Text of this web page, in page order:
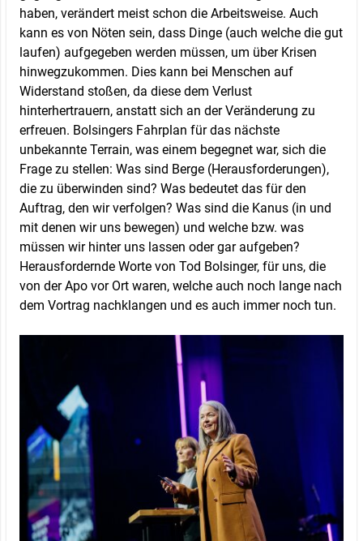
haben, verändert meist schon die Arbeitsweise. Auch
kann es von Nöten sein, dass Dinge (auch welche die gut
laufen) aufgegeben werden müssen, um über Krisen
hinwegzukommen. Dies kann bei Menschen auf
Widerstand stoßen, da diese dem Verlust
hinterhertrauern, anstatt sich an der Veränderung zu
erfreuen. Bolsingers Fahrplan für das nächste
unbekannte Terrain, was einem begegnet war, sich die
Frage zu stellen: Was sind Berge (Herausforderungen),
die zu überwinden sind? Was bedeutet das für den
Auftrag, den wir verfolgen? Was sind die Kanus (in und
mit denen wir uns bewegen) und welche bzw. was
müssen wir hinter uns lassen oder gar aufgeben?
Herausfordernde Worte von Tod Bolsinger, für uns, die
von der Apo vor Ort waren, welche auch noch lange nach
dem Vortrag nachklangen und es auch immer noch tun.